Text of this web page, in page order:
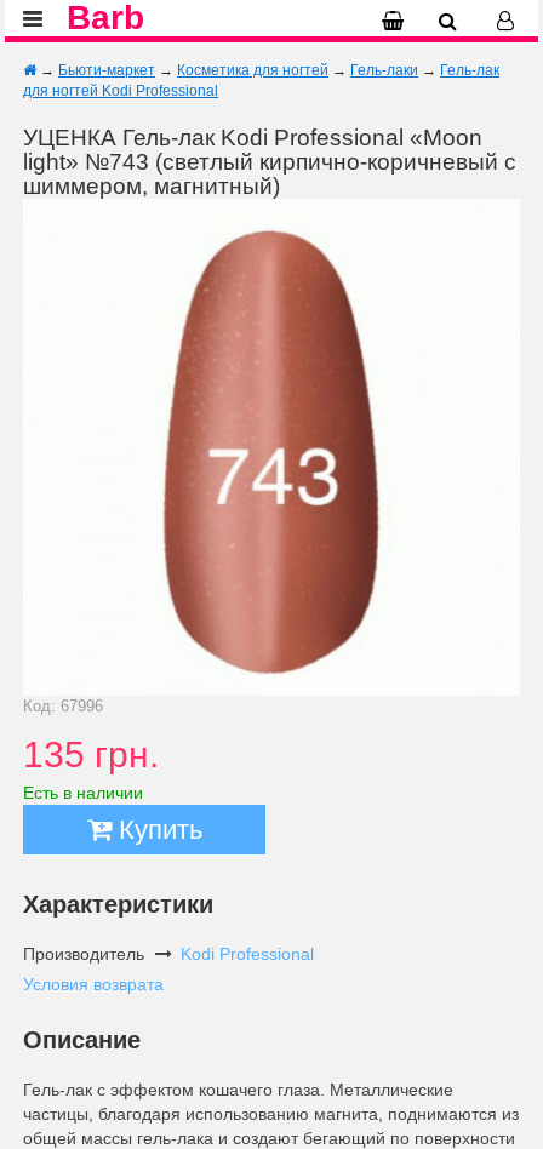
Barb
→ Бьюти-маркет → Косметика для ногтей → Гель-лаки → Гель-лак
для ногтей Kodi Professional
УЦЕНКА Гель-лак Kodi Professional «Moon
light» №743 (светлый кирпично-коричневый с
шиммером, магнитный)
Код: 67996
135 грн.
Есть в наличии
Купить
Характеристики
Производитель
Kodi Professional
Условия возврата
Описание
Гель-лак с эффектом кошачего глаза. Металлические
частицы, благодаря использованию магнита, поднимаются из
общей массы гель-лака и создают бегающий по поверхности